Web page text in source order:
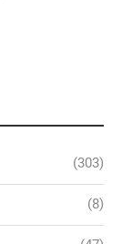
(303)
(8)